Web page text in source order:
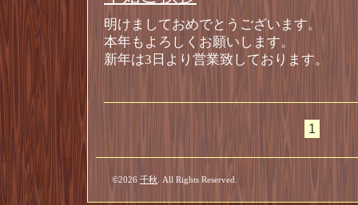
明けましておめでとうございます。
本年もよろしくお願いします。
新年は3日より営業致しております。
1
©2026 千秋 . All Rights Reserved.